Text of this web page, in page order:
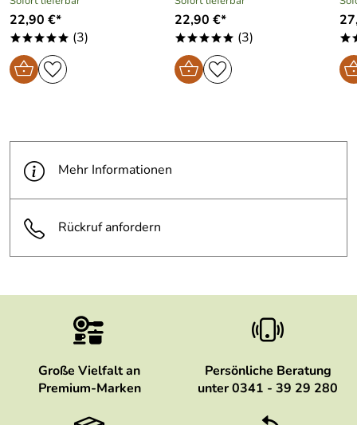
22,90 €*
***** (3)
22,90 €*
***** (3)
Mehr Informationen
Rückruf anfordern
Große Vielfalt an
Premium-Marken
Persönliche Beratung
unter 0341 - 39 29 280